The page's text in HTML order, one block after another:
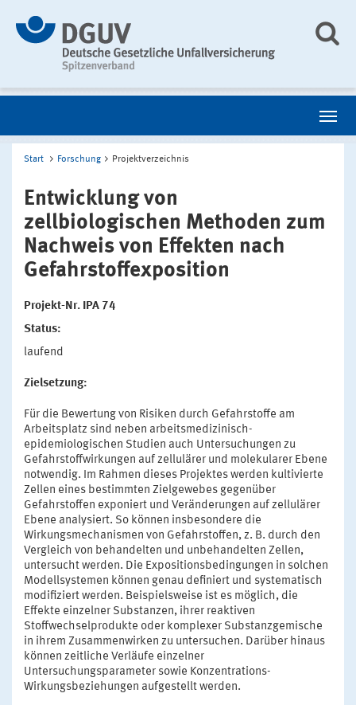
Start Forschung Projektverzeichnis
Entwicklung von
zellbiologischen Methoden zum
Nachweis von Effekten nach
Gefahrstoffexposition
Projekt-Nr. IPA 74
Status:
laufend
Zielsetzung:
Für die Bewertung von Risiken durch Gefahrstoffe am
Arbeitsplatz sind neben arbeitsmedizinisch-
epidemiologischen Studien auch Untersuchungen zu
Gefahrstoffwirkungen auf zellulärer und molekularer Ebene
notwendig. Im Rahmen dieses Projektes werden kultivierte
Zellen eines bestimmten Zielgewebes gegenüber
Gefahrstoffen exponiert und Veränderungen auf zellulärer
Ebene analysiert. So können insbesondere die
Wirkungsmechanismen von Gefahrstoffen, z. B. durch den
Vergleich von behandelten und unbehandelten Zellen,
untersucht werden. Die Expositionsbedingungen in solchen
Modellsystemen können genau definiert und systematisch
modifiziert werden. Beispielsweise ist es möglich, die
Effekte einzelner Substanzen, ihrer reaktiven
Stoffwechselprodukte oder komplexer Substanzgemische
in ihrem Zusammenwirken zu untersuchen. Darüber hinaus
können zeitliche Verläufe einzelner
Untersuchungsparameter sowie Konzentrations-
Wirkungsbeziehungen aufgestellt werden.